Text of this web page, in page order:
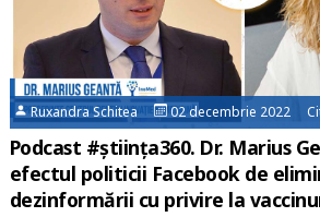
Ruxandra Schitea 02 decembrie 2022
Podcast #știința360. Dr. Marius
efectul politicii Facebook de
dezinformării cu privire la